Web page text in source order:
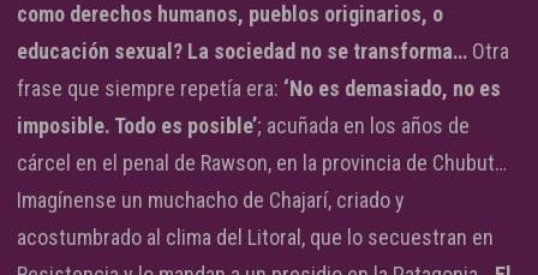
como derechos humanos, pueblos originarios, o
educación sexual? La sociedad no se transforma… Otra
frase que siempre repetía era: ‘No es demasiado, no es
imposible. Todo es posible’; acuñada en los años de
cárcel en el penal de Rawson, en la provincia de Chubut…
Imagínense un muchacho de Chajarí, criado y
acostumbrado al clima del Litoral, que lo secuestran en